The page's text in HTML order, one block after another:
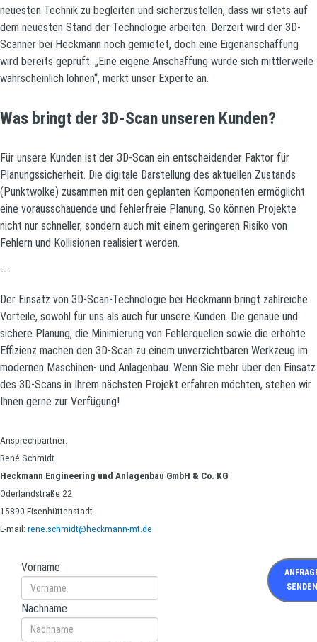
neuesten Technik zu begleiten und sicherzustellen, dass wir stets auf
dem neuesten Stand der Technologie arbeiten. Derzeit wird der 3D-
Scanner bei Heckmann noch gemietet, doch eine Eigenanschaffung
wird bereits geprüft. „Eine eigene Anschaffung würde sich mittlerweile
wahrscheinlich lohnen“, merkt unser Experte an.
Was bringt der 3D-Scan unseren Kunden?
Für unsere Kunden ist der 3D-Scan ein entscheidender Faktor für
Planungssicherheit. Die digitale Darstellung des aktuellen Zustands
(Punktwolke) zusammen mit den geplanten Komponenten ermöglicht
eine vorausschauende und fehlerfreie Planung. So können Projekte
nicht nur schneller, sondern auch mit einem geringeren Risiko von
Fehlern und Kollisionen realisiert werden.
---
Der Einsatz von 3D-Scan-Technologie bei Heckmann bringt zahlreiche
Vorteile, sowohl für uns als auch für unsere Kunden. Die genaue und
sichere Planung, die Minimierung von Fehlerquellen sowie die erhöhte
Effizienz machen den 3D-Scan zu einem unverzichtbaren Werkzeug im
modernen Maschinen- und Anlagenbau. Wenn Sie mehr über den Einsatz
des 3D-Scans in Ihrem nächsten Projekt erfahren möchten, stehen wir
Ihnen gerne zur Verfügung!
Ansprechpartner:
René Schmidt
Heckmann Engineering und Anlagenbau GmbH & Co. KG
Oderlandstraße 22
15890 Eisenhüttenstadt
E-mail: rene.schmidt@heckmann-mt.de
Vorname
Nachname
SENDEN